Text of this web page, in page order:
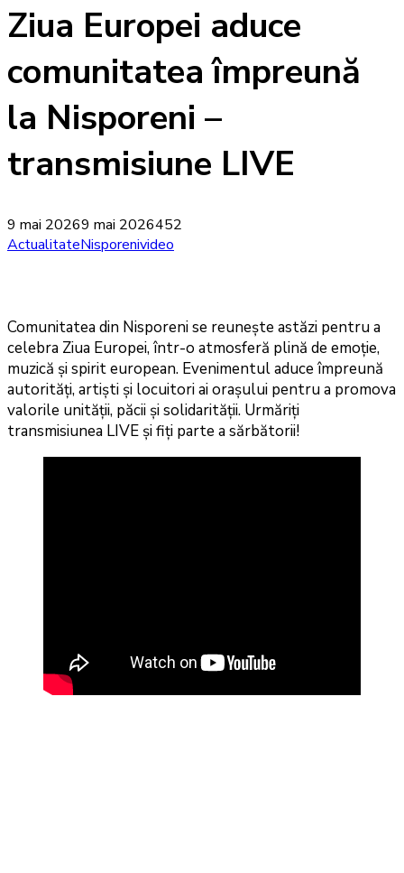
Ziua Europei aduce
comunitatea împreună
la Nisporeni –
transmisiune LIVE
9 mai 20269 mai 2026452
ActualitateNisporenivideo
Comunitatea din Nisporeni se reunește astăzi pentru a
celebra Ziua Europei, într-o atmosferă plină de emoție,
muzică și spirit european. Evenimentul aduce împreună
autorități, artiști și locuitori ai orașului pentru a promova
valorile unității, păcii și solidarității. Urmăriți
transmisiunea LIVE și fiți parte a sărbătorii!